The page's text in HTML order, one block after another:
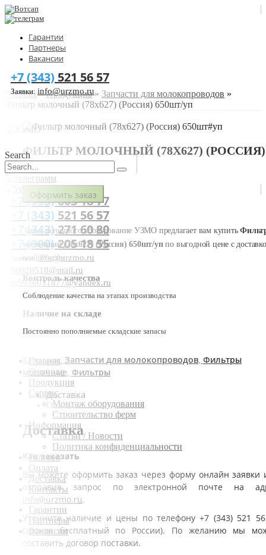
Гарантии
Партнеры
Вакансии
+7 (343) 521 56 57
Заявки:info@urzmo.ru
Search
+7 (993)603 18 77
+7 (343) 521 56 57
+7 (343)271 60 80
+7 (900)205 18 55
Заявки: info@urzmo.ru
90020518@mail.ru
m9936031877@yandex.ru
Главная
О заводе
Продукция
Сервис
Монтаж оборудования
Строительство ферм
Информация
Статьи / Новости
Политика конфиденциальности
Галерея
Оплата
Доставка
Контакты
Гарантии
Партнеры
Вакансии
Главная»Продукция» Запчасти для молокопроводов »
Фильтр молочный (78х627) (Россия) 650шт/уп
ФИЛЬТР МОЛОЧНЫЙ (78Х627) (РОССИЯ)
650ШТ/УП
Оформить заказ
Завод молочного оборудование УЗМО предлагает вам купить
молочный (78х627) (Россия) 650шт/уппо выгодной цене с
всей России.
Контроль качества
Соблюдение качества на этапах производства
Наличие на складе
Постоянно пополняемые складские запасы
Категории: Запчасти для молокопроводов Фильтры
молочные Фильтры
Доставка
Оплата
Доставка
Как заказать
Вы можете оформить заказ через форму онлайн заявки
отправив запрос по электронной почте на
info@urzmo.ru.
Уточните наличие и цены по телефону +7 (343) 521
(звонок бесплатный по России). По желанию мы
составить договор поставки.